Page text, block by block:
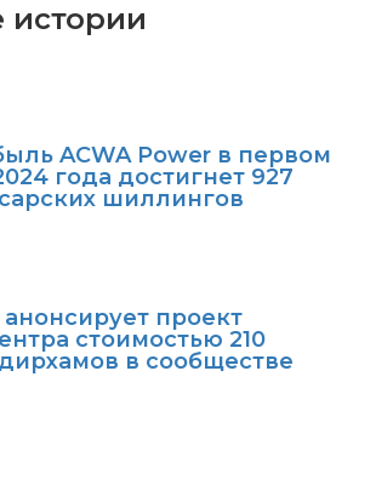
истории
ACWA Power в первом
года достигнет 927
шиллингов
анонсирует проект
стоимостью 210
в сообществе